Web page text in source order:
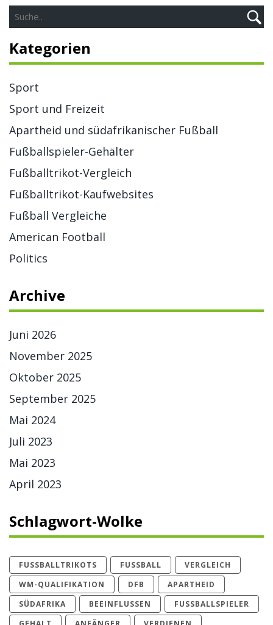
Kategorien
Sport
Sport und Freizeit
Apartheid und südafrikanischer Fußball
Fußballspieler-Gehälter
Fußballtrikot-Vergleich
Fußballtrikot-Kaufwebsites
Fußball Vergleiche
American Football
Politics
Archive
Juni 2026
November 2025
Oktober 2025
September 2025
Mai 2024
Juli 2023
Mai 2023
April 2023
Schlagwort-Wolke
FUSSBALLTRIKOTS FUSSBALL
VERGLEICH
WM-QUALIFIKATION
DFB
APARTHEID
SÜDAFRIKA
BEEINFLUSSEN
FUSSBALLSPIELER